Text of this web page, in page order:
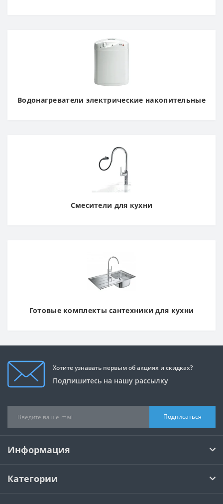
Водонагреватели электрические накопительные
Смесители для кухни
Готовые комплекты сантехники для кухни
Хотите узнавать первым об акциях и скидках?
Подпишитесь на нашу рассылку
Подписаться
Информация
Категории